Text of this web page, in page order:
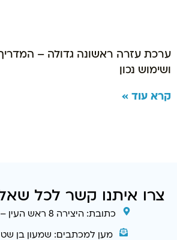
ערכת עזרה ראשונה גדולה –
ושימוש נכון
קרא עוד »
צרו איתנו קשר לכל
כתובת: היצירה 8 ראש העין – מתחם הרץ
מען למכתבים: שמעון בן שטח 44